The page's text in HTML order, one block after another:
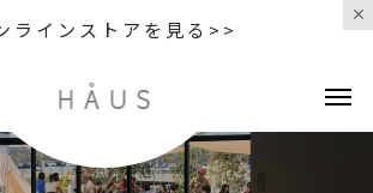
ラインストアを見る>>